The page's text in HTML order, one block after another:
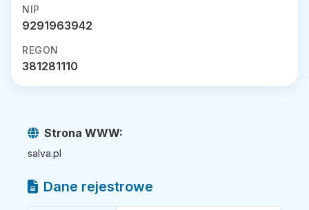
NIP
9291963942
REGON
381281110
Strona WWW:
salva.pl
Dane rejestrowe